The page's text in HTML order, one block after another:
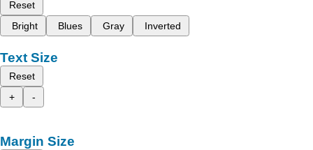
Reset
Bright
Blues Gray Inverted
Text Size
Reset
+
-
Margin Size